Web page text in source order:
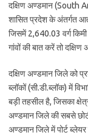
दक्षिण अण्डमान (South
शासित प्रदेश के अंतर्गत
जिसमें 2,640.03 वर्ग किमी
गांवों की बात करें तो
दक्षिण अण्डमान जिले को
ब्लॉकों (सी.डी.ब्लॉक) में
बड़ी तहसील है, जिसका
अण्डमान जिले की सबसे
अण्डमान जिले में पोर्ट